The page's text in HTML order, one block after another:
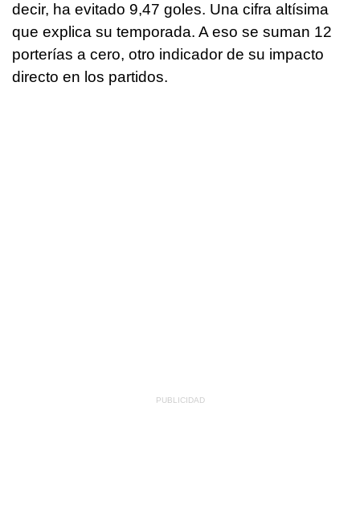
decir, ha evitado 9,47 goles. Una cifra altísima
que explica su temporada. A eso se suman 12
porterías a cero, otro indicador de su impacto
directo en los partidos.